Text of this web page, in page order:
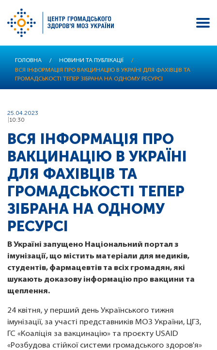
основного
ГОЛОВНА / НОВИНИ ТА ПУБЛІКАЦІЇ
/
ВСЯ ІНФОРМАЦІЯ ПРО ВАКЦИНАЦІЮ В УКРАЇНІ ДЛЯ ФАХІВЦІВ ТА
ГРОМАДСЬКОСТІ ТЕПЕР ЗІБРАНА НА ОДНОМУ РЕСУРСІ
25.04.2023
10:30
ВСЯ ІНФОРМАЦІЯ ПРО
ВАКЦИНАЦІЮ В УКРАЇНІ
ДЛЯ ФАХІВЦІВ ТА
ГРОМАДСЬКОСТІ ТЕПЕР
ЗІБРАНА НА ОДНОМУ
РЕСУРСІ
В Україні запущено Національний портал з
імунізації, що містить матеріали для медиків,
студентів, фармацевтів та всіх громадян, які
шукають доказову інформацію про вакцини та
щеплення.
24 квітня, у перший день Українського тижня
імунізації, за участі представників МОЗ України, ЦГЗ,
ГС «Коаліція за вакцинацію» та проєкту USAID
«Розбудова стійкої системи громадського здоров'я»